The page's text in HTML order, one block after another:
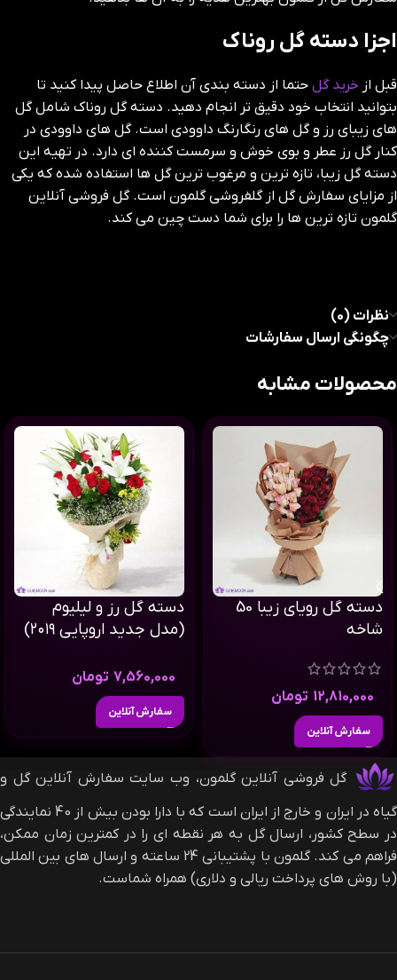
اجزا دسته گل روناک
قبل از خرید گل حتما از دسته بندی آن اطلاع حاصل پیدا کنید تا
بتوانید انتخاب خود دقیق تر انجام دهید. دسته گل روناک شامل گل
های زیبای رز و گل های رنگارنگ داوودی است. گل های داوودی در
کنار گل رز عطر و بوی خوش و سرمست کننده ای دارد. در تهیه این
دسته گل زیبا، تازه ترین و مرغوب ترین گل ها استفاده شده که یکی
از مزایای سفارش گل از گلفروشی گلمون است. گل فروشی آنلاین
گلمون تازه ترین ها را برای شما دست چین می کند.
نظرات (0)
چگونگی ارسال سفارشات
محصولات مشابه
دسته گل رویای زیبا 50
شاخه
12,810,000 تومان
سفارش آنلاین
دسته گل رز و لیلیوم
(مدل جدید اروپایی ۲۰۱۹)
7,560,000 تومان
سفارش آنلاین
گل فروشی آنلاین گلمون، وب سایت سفارش آنلاین گل و
گیاه در ایران و خارج از ایران است که با دارا بودن بیش از 40 نمایندگی
در سطح کشور، ارسال گل به هر نقطه ای را در کمترین زمان ممکن،
فراهم می کند. گلمون با پشتیبانی 24 ساعته و ارسال های بین المللی
(با روش های پرداخت ریالی و دلاری) همراه شماست.